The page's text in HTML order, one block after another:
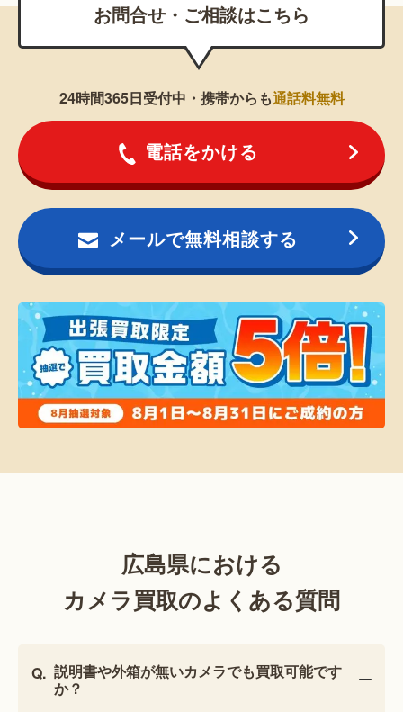
お問合せ・ご相談はこちら
24時間365日受付中・携帯からも通話料無料
電話をかける
メールで無料相談する
広島県における
カメラ買取のよくある質問
説明書や外箱が無いカメラでも買取可能です
か？